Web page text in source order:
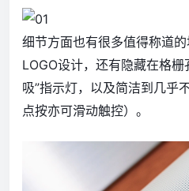
细节方面也有很多值得称道
LOGO设计，还有隐藏在格
吸”指示灯，以及简洁到几乎
点按亦可滑动触控）。